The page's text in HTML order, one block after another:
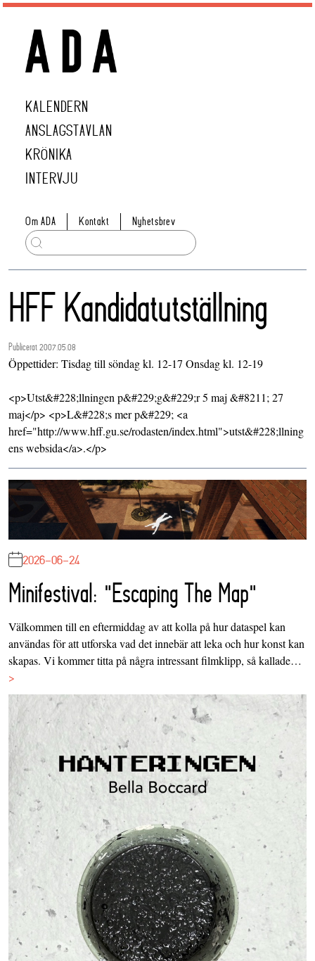
KALENDERN
ANSLAGSTAVLAN
KRÖNIKA
INTERVJU
Om ADA Kontakt Nyhetsbrev
HFF Kandidatutställning
Publicerat 2007.05.08
Öppettider: Tisdag till söndag kl. 12-17 Onsdag kl. 12-19
<p>Utst&#228;llningen p&#229;g&#229;r 5 maj &#8211; 27
maj</p> <p>L&#228;s mer p&#229; <a
href="http://www.hff.gu.se/rodasten/index.html">utst&#228;llning
ens websida</a>.</p>
2026-06-24
Minifestival: "Escaping The Map"
Välkommen till en eftermiddag av att kolla på hur dataspel kan
användas för att utforska vad det innebär att leka och hur konst kan
skapas. Vi kommer titta på några intressant filmklipp, så kallade…
>